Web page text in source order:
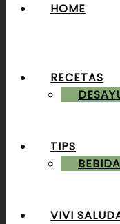
HOME
RECETAS
TIPS
VIVI